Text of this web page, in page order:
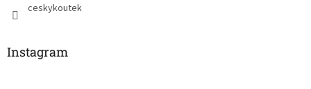
ceskykoutek
Instagram